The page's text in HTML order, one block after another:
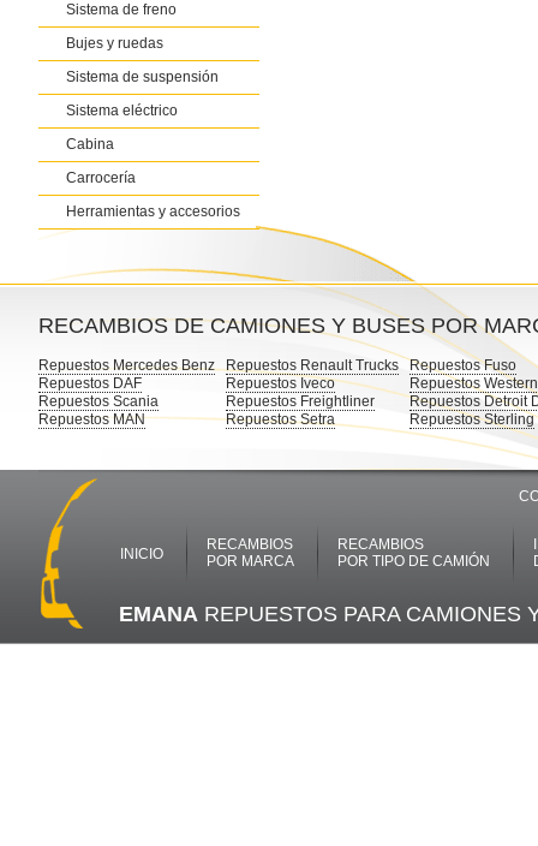
Sistema de freno
Bujes y ruedas
Sistema de suspensión
Sistema eléctrico
Cabina
Carrocería
Herramientas y accesorios
RECAMBIOS DE CAMIONES Y BUSES POR
Repuestos Mercedes Benz
Repuestos DAF
Repuestos Scania
Repuestos MAN
Repuestos Renault Trucks
Repuestos Iveco
Repuestos Freightliner
Repuestos Setra
Repuestos Fuso
Repuestos
Repuestos Detroit
Repuestos Sterling
INICIO
RECAMBIOS
POR MARCA
RECAMBIOS
POR TIPO DE CAMIÓN
EMANA REPUESTOS PARA CAMIONES